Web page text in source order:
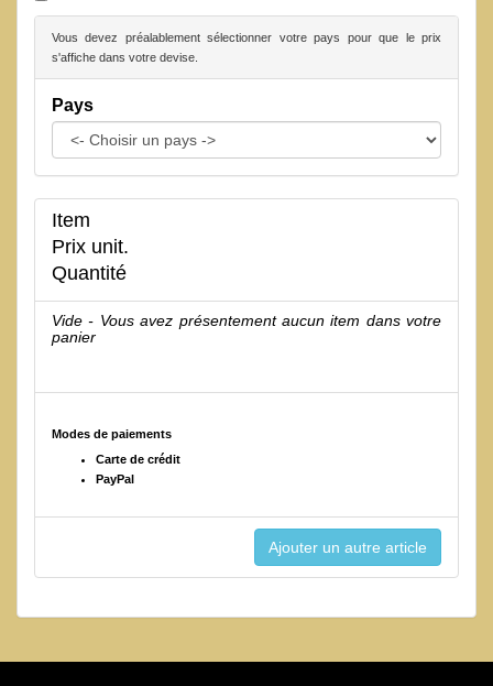
Vous devez préalablement sélectionner votre pays pour que le prix
s'affiche dans votre devise.
Pays
Item
Prix unit.
Quantité
Vide - Vous avez présentement aucun item dans votre
panier
Modes de paiements
Carte de crédit
PayPal